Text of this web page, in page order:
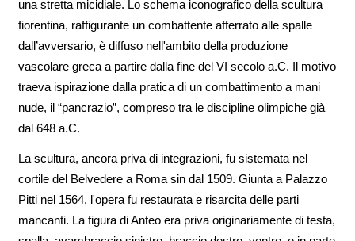
una stretta micidiale. Lo schema iconografico della scultura
fiorentina, raffigurante un combattente afferrato alle spalle
dall’avversario, è diffuso nell'ambito della produzione
vascolare greca a partire dalla fine del VI secolo a.C. Il motivo
traeva ispirazione dalla pratica di un combattimento a mani
nude, il “pancrazio”, compreso tra le discipline olimpiche già
dal 648 a.C.
La scultura, ancora priva di integrazioni, fu sistemata nel
cortile del Belvedere a Roma sin dal 1509. Giunta a Palazzo
Pitti nel 1564, l'opera fu restaurata e risarcita delle parti
mancanti. La figura di Anteo era priva originariamente di testa,